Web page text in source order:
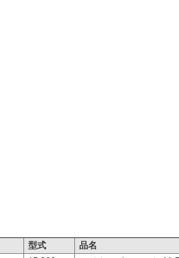
型式
品名